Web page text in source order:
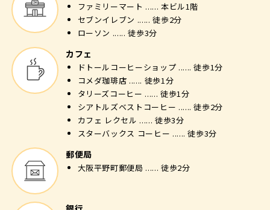
ファミリーマート ...... 本ビル1階
セブンイレブン ...... 徒歩2分
ローソン ...... 徒歩3分
カフェ
ドトールコーヒーショップ ...... 徒歩1分
コメダ珈琲店 ...... 徒歩1分
タリーズコーヒー ...... 徒歩1分
シアトルズベストコーヒー ...... 徒歩2分
カフェ レクセル ...... 徒歩3分
スターバックス コーヒー ...... 徒歩3分
郵便局
大阪平野町郵便局 ...... 徒歩2分